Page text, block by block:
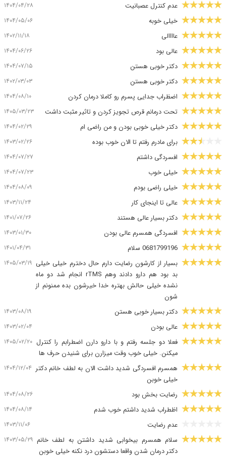
عدم کنترل عصبانیت ۱۴۰۴/۰۴/۲۸
خیلی خوبه ۱۴۰۴/۰۵/۰۶
عاااالی ۱۴۰۲/۱۱/۱۸
عالی بود ۱۴۰۴/۰۶/۲۶
دکتر خوبی هستن ۱۴۰۴/۰۷/۱۵
دکتر خوبی هستن ۱۴۰۲/۰۳/۰۳
اضظراب جدایی پسرم رو کاملا درمان کردن ۱۴۰۴/۰۸/۱۰
تحت درمانم قرص تجویز کردن و تاثیر مثبت داشت ۱۴۰۵/۰۳/۲۳
دکتر خیلی خوبی بودن و من راضی ام ۱۴۰۴/۰۲/۲۹
برای مادرم رفتم تا الان خوب بوده ۱۴۰۳/۰۲/۲۶
افسردگی داشتم ۱۴۰۴/۰۷/۲۷
خیلی خوب ۱۴۰۴/۰۷/۲۳
خیلی راضی بودم ۱۴۰۴/۰۸/۰۹
عالی تا اینجای کار ۱۴۰۳/۱۱/۲۴
دکتر بسیار عالی هستند ۱۴۰۱/۰۷/۲۶
افسردگی همسرم عالی بودن ۱۴۰۳/۰۱/۳۰
0681799196 سلام ۱۴۰۱/۰۴/۳۱
بسیار از کارشون رضایت دارم حال دخترم خیلی خیلی
بد بود هم دارو دادند وهم rTMS انجام شد دو ماه
نشده خیلی حالش بهتره خدا خیرشون بده ممنونم از
شون
۱۴۰۵/۰۳/۱۹
دکتر بسیار خوبی هستن ۱۴۰۳/۰۸/۱۹
عالی بودن ۱۴۰۳/۰۲/۰۴
فعلا دو جلسه رفتم و با دارو دارن اضطرابم را کنترل
میکنن. خیلی خوب وقت میزارن برای شنیدن حرف ها
۱۴۰۵/۰۲/۲۰
همسرم افسردگی شدید داشت الان به لطف خانم دکتر
خیلی خوبن
۱۴۰۴/۱۲/۰۴
رضایت بخش بود ۱۴۰۴/۰۸/۲۶
اظطراب شدید داشتم خوب شدم ۱۴۰۴/۰۸/۱۴
عدم رضایت ۱۴۰۳/۱۱/۰۶
سلام همسرم بیخوابی شدید داشتن به لطف خانم
دکتر درمان شدن واقعا دستشون درد نکنه خیلی خوبن
۱۴۰۳/۰۵/۲۹